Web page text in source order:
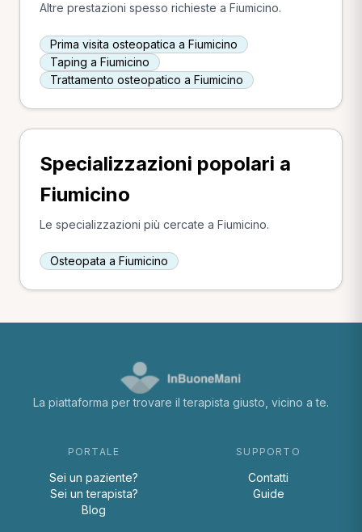
Altre prestazioni spesso richieste a Fiumicino.
Prima visita osteopatica a Fiumicino
Taping a Fiumicino
Trattamento osteopatico a Fiumicino
Specializzazioni popolari a
Fiumicino
Le specializzazioni più cercate a Fiumicino.
Osteopata a Fiumicino
La piattaforma per trovare il terapista giusto, vicino a te.
PORTALE
Sei un paziente?
Sei un terapista?
Blog
SUPPORTO
Contatti
Guide